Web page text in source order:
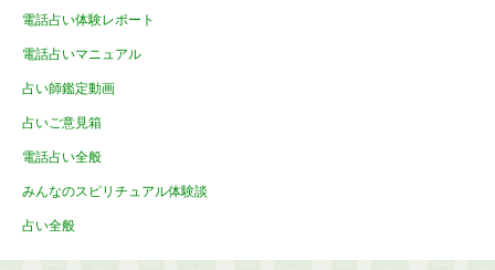
電話占い体験レポート
電話占いマニュアル
占い師鑑定動画
占いご意見箱
電話占い全般
みんなのスピリチュアル体験談
占い全般